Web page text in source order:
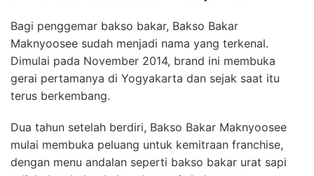
Bagi penggemar bakso bakar, Bakso Bakar
Maknyoosee sudah menjadi nama yang terkenal.
Dimulai pada November 2014, brand ini membuka
gerai pertamanya di Yogyakarta dan sejak saat itu
terus berkembang.
Dua tahun setelah berdiri, Bakso Bakar Maknyoosee
mulai membuka peluang untuk kemitraan franchise,
dengan menu andalan seperti bakso bakar urat sapi